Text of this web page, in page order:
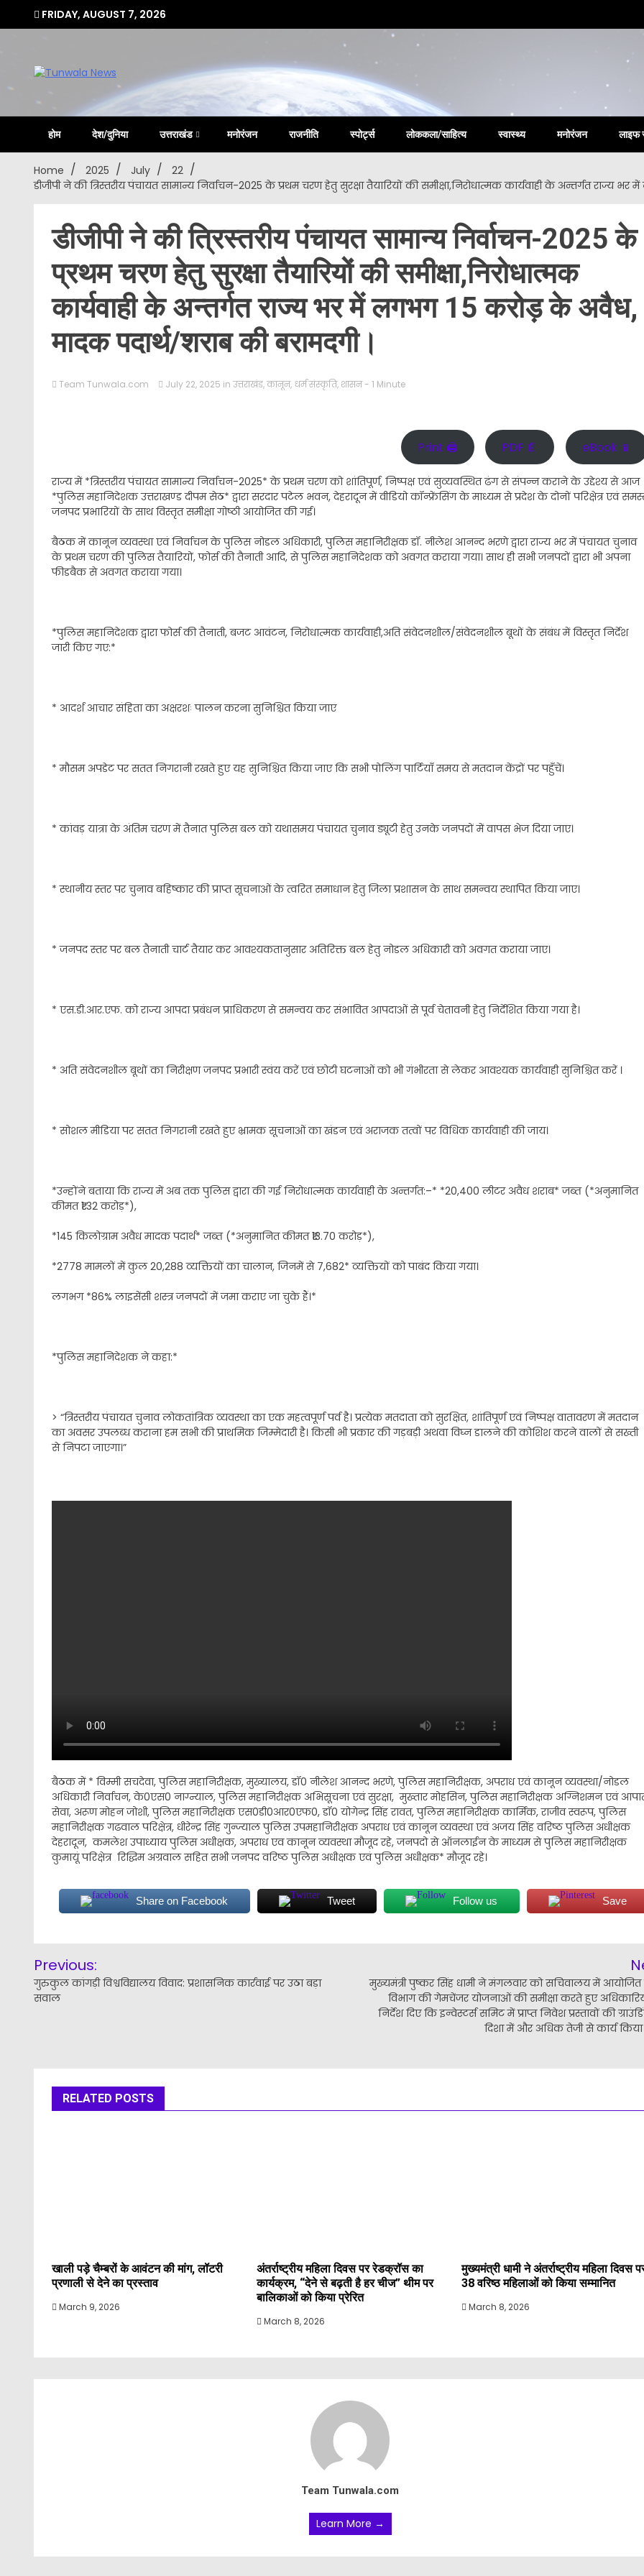
FRIDAY, AUGUST 7, 2026
Tunwala
Uttarakhand Hindi News Portal
होम देश/दुनिया उत्तराखंड मनोरंजन राजनीति स्पोर्ट्स लोककला/साहित्य स्वास्थ्य मनोरंजन लाइफ
Home 2025 July
22
डीजीपी ने की त्रिस्तरीय पंचायत सामान्य निर्वाचन-2025 के प्रथम चरण हेतु सुरक्षा तैयारियों की समीक्षा,निरोधात्मक कार्यवाही के अन्तर्गत राज्य
डीजीपी ने की त्रिस्तरीय पंचायत सामान्य निर्वाचन-2025 के
प्रथम चरण हेतु सुरक्षा तैयारियों की समीक्षा,निरोधात्मक
कार्यवाही के अन्तर्गत राज्य भर में लगभग 15 करोड़ के अवैध,
मादक पदार्थ/शराब की बरामदगी।
Team Tunwala.com July 22, 2025 in उत्तराखंड,कानून, धर्म संस्कृति, शासन - 1 Minute
Print 🖨 PDF 📄 eBook 📱
राज्य में *त्रिस्तरीय पंचायत सामान्य निर्वाचन-2025* के प्रथम चरण को शांतिपूर्ण, निष्पक्ष एवं सुव्यवस्थित ढंग से संपन्न कराने के उद्देश्य से आज
*पुलिस महानिदेशक उत्तराखण्ड दीपम सेठ* द्वारा सरदार पटेल भवन, देहरादून में वीडियो कॉन्फ्रेंसिंग के माध्यम से प्रदेश के दोनों परिक्षेत्र एवं
जनपद प्रभारियों के साथ विस्तृत समीक्षा गोष्ठी आयोजित की गई।
बैठक में कानून व्यवस्था एवं निर्वाचन के पुलिस नोडल अधिकारी, पुलिस महानिरीक्षक डॉ. नीलेश आनन्द भरणे द्वारा राज्य भर में पंचायत चुनाव
के प्रथम चरण की पुलिस तैयारियों, फोर्स की तैनाती आदि, से पुलिस महानिदेशक को अवगत कराया गया। साथ ही सभी जनपदों द्वारा भी अपना
फीडबैक से अवगत कराया गया।
*पुलिस महानिदेशक द्वारा फोर्स की तैनाती, बजट आवंटन, निरोधात्मक कार्यवाही,अति संवेदनशील/संवेदनशील बूथों के संबंध में विस्तृत निर्देश
जारी किए गए:*
* आदर्श आचार संहिता का अक्षरशः पालन करना सुनिश्चित किया जाए
* मौसम अपडेट पर सतत निगरानी रखते हुए यह सुनिश्चित किया जाए कि सभी पोलिंग पार्टियाँ समय से मतदान केंद्रों पर पहुँचें।
* कांवड़ यात्रा के अंतिम चरण में तैनात पुलिस बल को यथासमय पंचायत चुनाव ड्यूटी हेतु उनके जनपदों में वापस भेज दिया जाए।
* स्थानीय स्तर पर चुनाव बहिष्कार की प्राप्त सूचनाओं के त्वरित समाधान हेतु जिला प्रशासन के साथ समन्वय स्थापित किया जाए।
* जनपद स्तर पर बल तैनाती चार्ट तैयार कर आवश्यकतानुसार अतिरिक्त बल हेतु नोडल अधिकारी को अवगत कराया जाए।
* एस.डी.आर.एफ. को राज्य आपदा प्रबंधन प्राधिकरण से समन्वय कर संभावित आपदाओं से पूर्व चेतावनी हेतु निर्देशित किया गया है।
* अति संवेदनशील बूथों का निरीक्षण जनपद प्रभारी स्वंय करें एवं छोटी घटनाओं को भी गंभीरता से लेकर आवश्यक कार्यवाही सुनिश्चित करें ।
* सोशल मीडिया पर सतत निगरानी रखते हुए भ्रामक सूचनाओं का खंडन एवं अराजक तत्वों पर विधिक कार्यवाही की जाय।
*उन्होंने बताया कि राज्य में अब तक पुलिस द्वारा की गई निरोधात्मक कार्यवाही के अन्तर्गत:–* *20,400 लीटर अवैध शराब* जब्त (*अनुमानित
कीमत ₹1.32 करोड़*),
*145 किलोग्राम अवैध मादक पदार्थ* जब्त (*अनुमानित कीमत ₹13.70 करोड़*),
*2778 मामलों में कुल 20,288 व्यक्तियों का चालान, जिनमें से 7,682* व्यक्तियों को पाबंद किया गया।
लगभग *86% लाइसेंसी शस्त्र जनपदों में जमा कराए जा चुके हैं।*
*पुलिस महानिदेशक ने कहा:*
> “त्रिस्तरीय पंचायत चुनाव लोकतांत्रिक व्यवस्था का एक महत्वपूर्ण पर्व है। प्रत्येक मतदाता को सुरक्षित, शांतिपूर्ण एवं निष्पक्ष वातावरण में मतदान
का अवसर उपलब्ध कराना हम सभी की प्राथमिक जिम्मेदारी है। किसी भी प्रकार की गड़बड़ी अथवा विघ्न डालने की कोशिश करने वालों से सख्ती
से निपटा जाएगा।”
बैठक में * विम्मी सचदेवा, पुलिस महानिरीक्षक, मुख्यालय, डॉ0 नीलेश आनन्द भरणे, पुलिस महानिरीक्षक, अपराध एवं कानून व्यवस्था/नोडल
अधिकारी निर्वाचन, के0एस0 नाग्न्याल, पुलिस महानिरीक्षक अभिसूचना एवं सुरक्षा, मुख्तार मोहसिन, पुलिस महानिरीक्षक अग्निशमन एवं
सेवा, अरूण मोहन जोशी, पुलिस महानिरीक्षक एस0डी0आर0एफ0, डॉ0 योगेन्द्र सिंह रावत, पुलिस महानिरीक्षक कार्मिक, राजीव स्वरूप, पुलिस
महानिरीक्षक गढवाल परिक्षेत्र, धीरेन्द्र सिंह गुन्ज्याल पुलिस उपमहानिरीक्षक अपराध एवं कानून व्यवस्था एवं अजय सिंह वरिष्ठ पुलिस अधीक्षक
देहरादून, कमलेश उपाध्याय पुलिस अधीक्षक, अपराध एव कानून व्यवस्था मौजूद रहे, जनपदो से ऑनलाईन के माध्यम से पुलिस महानिरीक्षक
कुमायूं परिक्षेत्र रिद्धिम अग्रवाल सहित सभी जनपद वरिष्ठ पुलिस अधीक्षक एवं पुलिस अधीक्षक* मौजूद रहे।
Share on Facebook Tweet Follow us Save
navigation
Previous:
गुरुकुल कांगड़ी विश्वविद्यालय विवाद: प्रशासनिक कार्रवाई पर उठा बड़ा
सवाल
मुख्यमंत्री पुष्कर सिंह धामी ने मंगलवार को सचिवालय में आयोजित
विभाग की गेमचेंजर योजनाओं की समीक्षा करते हुए
निर्देश दिए कि इन्वेस्टर्स समिट में प्राप्त निवेश प्रस्तावों की
दिशा में और अधिक तेजी से कार्य किया
RELATED POSTS
खाली पड़े चैम्बरों के आवंटन की मांग, लॉटरी
प्रणाली से देने का प्रस्ताव
March 9, 2026
अंतर्राष्ट्रीय महिला दिवस पर रेडक्रॉस का
कार्यक्रम, “देने से बढ़ती है हर चीज” थीम पर
बालिकाओं को किया प्रेरित
March 8, 2026
मुख्यमंत्री धामी ने अंतर्राष्ट्रीय महिला दिवस
38 वरिष्ठ महिलाओं को किया सम्मानित
March 8, 2026
Team Tunwala.com
Learn More →